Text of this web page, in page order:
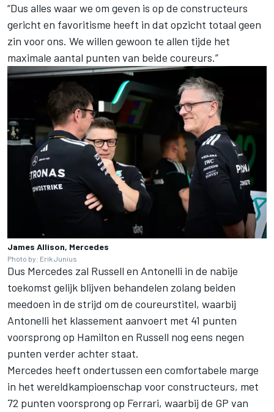
“Dus alles waar we om geven is op de constructeurs
gericht en favoritisme heeft in dat opzicht totaal geen
zin voor ons. We willen gewoon te allen tijde het
maximale aantal punten van beide coureurs.”
James Allison, Mercedes
Photo by: Erik Junius
Dus Mercedes zal Russell en Antonelli in de nabije
toekomst gelijk blijven behandelen zolang beiden
meedoen in de strijd om de coureurstitel, waarbij
Antonelli het klassement aanvoert met 41 punten
voorsprong op Hamilton en Russell nog eens negen
punten verder achter staat.
Mercedes heeft ondertussen een comfortabele marge
in het wereldkampioenschap voor constructeurs, met
72 punten voorsprong op Ferrari, waarbij de GP van